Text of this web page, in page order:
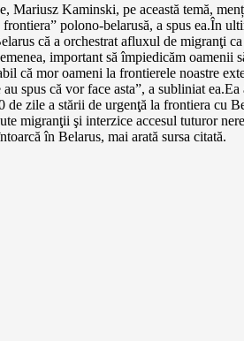
Kaminski, pe această temă,
polono-belarusă, a spus ea.În
că a orchestrat afluxul de migranţi
important să împiedicăm oamenii
că mor oameni la frontierele noastre
spus că vor face asta”, a subliniat
zile a stării de urgenţă la frontiera cu
migranţii şi interzice accesul tuturor
în Belarus, mai arată sursa citată.